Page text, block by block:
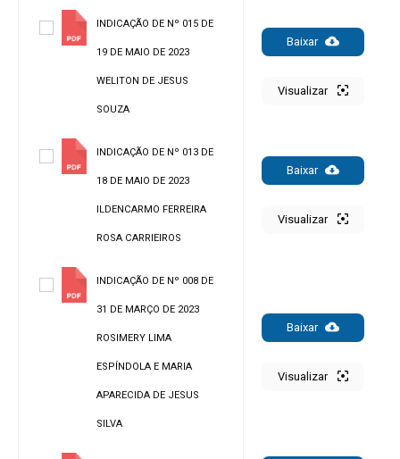
INDICAÇÃO DE Nº 015 DE
19 DE MAIO DE 2023
WELITON DE JESUS
SOUZA
Baixar
Visualizar
INDICAÇÃO DE Nº 013 DE
18 DE MAIO DE 2023
ILDENCARMO FERREIRA
ROSA CARRIEIROS
Baixar
Visualizar
INDICAÇÃO DE Nº 008 DE
31 DE MARÇO DE 2023
ROSIMERY LIMA
ESPÍNDOLA E MARIA
APARECIDA DE JESUS
SILVA
Baixar
Visualizar